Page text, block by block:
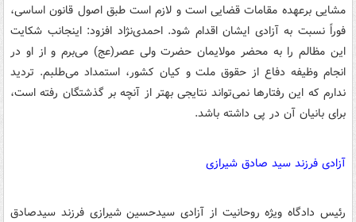
مشایی برعهده مقامات قضایی است و لازم است طبق اصول قانون اساسی،
فوراً نسبت به آزادی ایشان اقدام شود. احمدی‌نژاد افزود: اینجانب شکایت
این مظالم را به محضر مولایمان حضرت ولی عصر(عج) می‌برم و از او در
انجام وظیفه دفاع از حقوق ملت و کیان کشور، استمداد می‌طلبم. تردید
ندارم که این رفتارها نمی‌تواند نتایجی بهتر از آنچه بر گذشتگان رفته است،
برای بانیان آن در پی داشته باشد.
آزادی فرزند سید صادق شیرازی
رئیس دادگاه ویژه روحانیت از آزادی سیدحسین شیرازی فرزند سیدصادق